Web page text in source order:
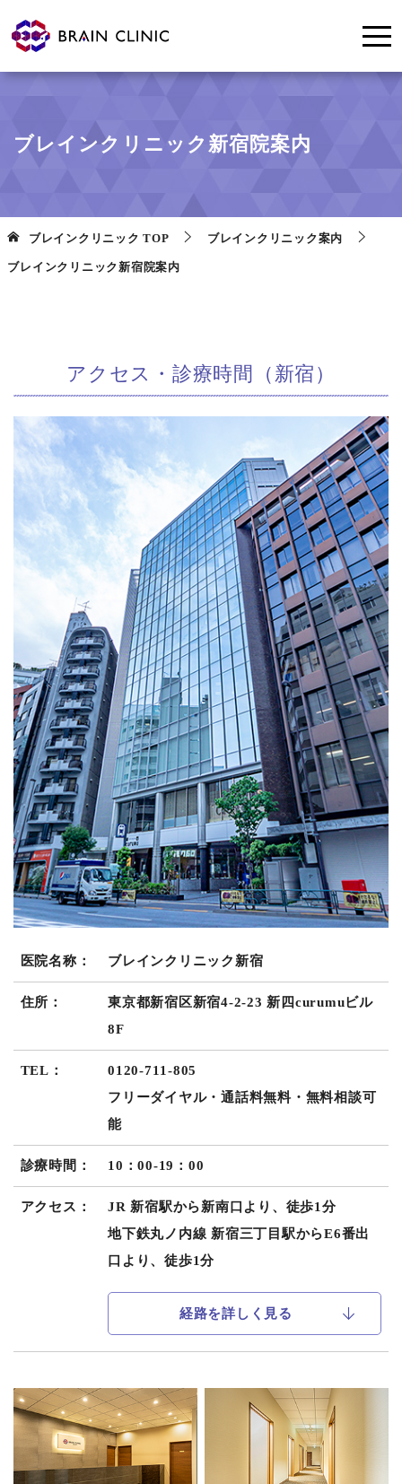
ブレインクリニック新宿院案内
ブレインクリニック TOP ブレインクリニック案内
ブレインクリニック新宿院案内
アクセス・診療時間（新宿）
医院名称： ブレインクリニック新宿
住所：
東京都新宿区新宿4-2-23 新四curumuビル
8F
TEL：
0120-711-805
フリーダイヤル・通話料無料・無料相談可
能
診療時間： 10：00-19：00
アクセス：
JR 新宿駅から新南口より、徒歩1分
地下鉄丸ノ内線 新宿三丁目駅からE6番出
口より、徒歩1分
経路を詳しく見る